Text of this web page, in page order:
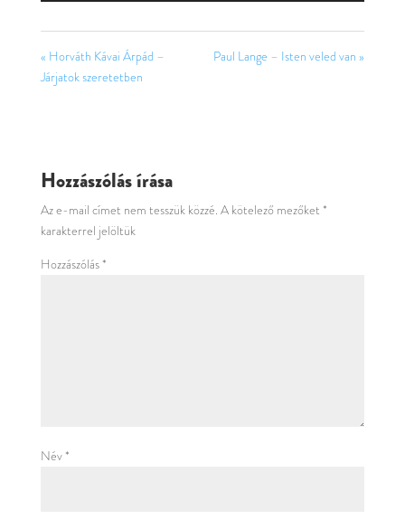
« Horváth Kávai Árpád –
Járjatok szeretetben
Paul Lange – Isten veled van »
Hozzászólás írása
Az e-mail címet nem tesszük közzé. A kötelező mezőket *
karakterrel jelöltük
Hozzászólás *
Név *